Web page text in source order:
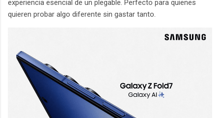
experiencia esencial de un plegable. Perfecto para quienes
quieren probar algo diferente sin gastar tanto.